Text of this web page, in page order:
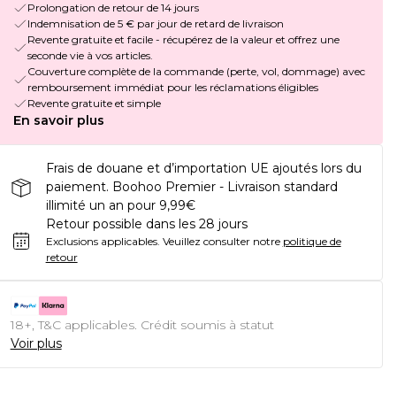
Prolongation de retour de 14 jours
Indemnisation de 5 € par jour de retard de livraison
Revente gratuite et facile - récupérez de la valeur et offrez une
seconde vie à vos articles.
Couverture complète de la commande (perte, vol, dommage) avec
remboursement immédiat pour les réclamations éligibles
Revente gratuite et simple
En savoir plus
Frais de douane et d’importation UE ajoutés lors du
paiement. Boohoo Premier - Livraison standard
illimité un an pour 9,99€
Retour possible dans les 28 jours
Exclusions applicables. Veuillez consulter notre politique de
retour
18+, T&C applicables. Crédit soumis à statut
Voir plus